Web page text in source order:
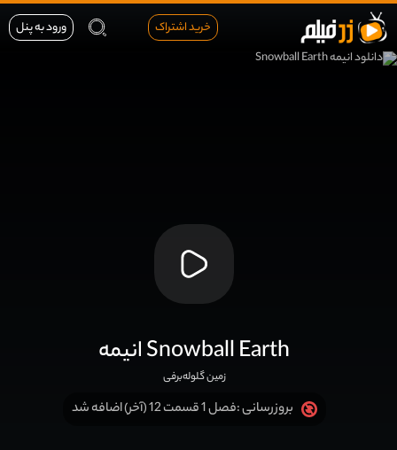
خرید اشتراک ورود به پنل
انیمه Snowball Earth
زمین گلوله‌برفی
بروزرسانی :فصل 1 قسمت 12 (آخر) اضافه شد